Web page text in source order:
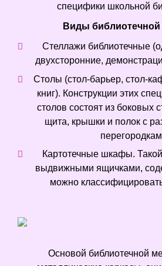
специфики школьной
Виды
Стеллажи библиотечные
двухсторонние,
Столы (стол-барьер, стол-
книг). Конструкции этих
столов состоят из боковых
щита, крышки и полок с
Картотечные шкафы.
выдвижными ящичками,
можно
Основой библиотечной